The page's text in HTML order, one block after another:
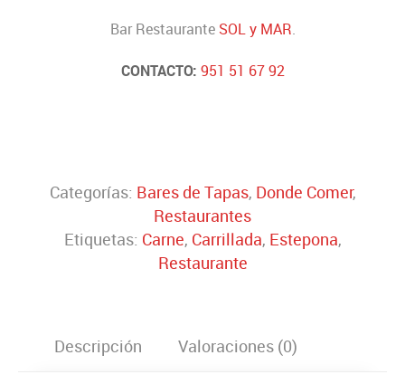
Bar Restaurante SOL y MAR.
CONTACTO: 951 51 67 92
Categorías: Bares de Tapas, Donde Comer,
Restaurantes
Etiquetas: Carne, Carrillada, Estepona,
Restaurante
Descripción Valoraciones (0)